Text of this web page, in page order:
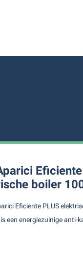
boiler
Eficiente PLUS
een energiezuinige anti-